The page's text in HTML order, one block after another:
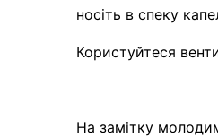
носіть в спеку
Користуйтеся
На замітку